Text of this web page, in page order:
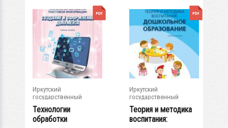
Иркутский
государственный
университет
Технологии
обработки
Иркутский
государственный
университет
Теория и методика
воспитания: